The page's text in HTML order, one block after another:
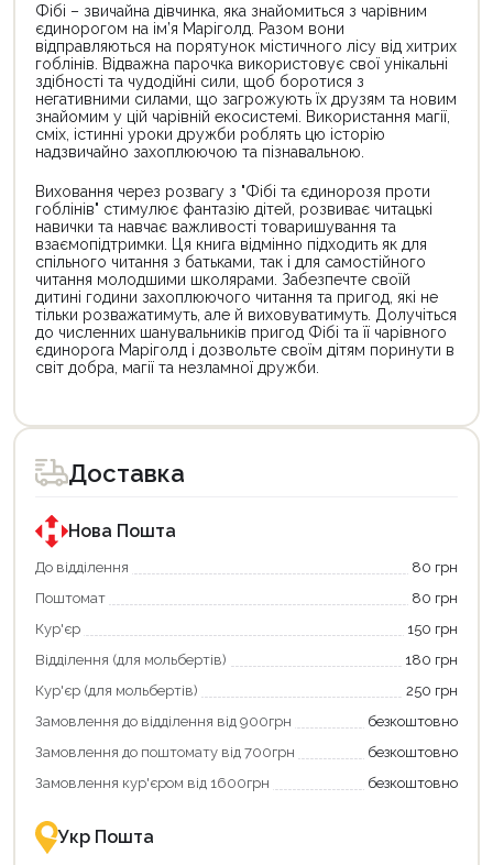
Фібі – звичайна дівчинка, яка знайомиться з чарівним
єдинорогом на ім’я Маріголд. Разом вони
відправляються на порятунок містичного лісу від хитрих
гоблінів. Відважна парочка використовує свої унікальні
здібності та чудодійні сили, щоб боротися з
негативними силами, що загрожують їх друзям та новим
знайомим у цій чарівній екосистемі. Використання магії,
сміх, істинні уроки дружби роблять цю історію
надзвичайно захоплюючою та пізнавальною.
Виховання через розвагу з "Фібі та єдинорозя проти
гоблінів" стимулює фантазію дітей, розвиває читацькі
навички та навчає важливості товаришування та
взаємопідтримки. Ця книга відмінно підходить як для
спільного читання з батьками, так і для самостійного
читання молодшими школярами. Забезпечте своїй
дитині години захоплюючого читання та пригод, які не
тільки розважатимуть, але й виховуватимуть. Долучіться
до численних шанувальників пригод Фібі та її чарівного
єдинорога Маріголд і дозвольте своїм дітям поринути в
світ добра, магії та незламної дружби.
товар
для
покупки
державною
програмою
єКнига.
Використовуйте
карту
щоб
зекономити
та
отримати
переваги!
картою
єКнига
–
зручно
та
товар
для
покупки
державною
програмою
«Національний
кешбек».
покупку
«Національний
кешбек»
та
отримуйте
повернення
Економте
більше
разом
державною
підтримкою!
Доставка
Нова Пошта
До відділення
80 грн
Поштомат
80 грн
Кур'єр
150 грн
Відділення (для мольбертів)
180 грн
Кур'єр (для мольбертів)
250 грн
Замовлення до відділення від 900грн
безкоштовно
Замовлення до поштомату від 700грн
безкоштовно
Замовлення кур'єром від 1600грн
безкоштовно
Укр Пошта